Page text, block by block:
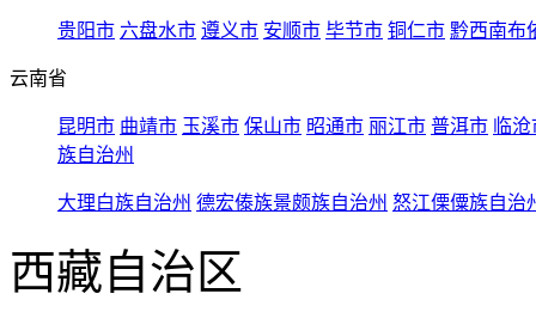
贵阳市 六盘水市 遵义市 安顺市 毕节市 铜仁市 黔西南布
云南省
昆明市 曲靖市 玉溪市 保山市 昭通市 丽江市 普洱市 临
族自治州
大理白族自治州 德宏傣族景颇族自治州 怒江傈僳族自治
西藏自治区